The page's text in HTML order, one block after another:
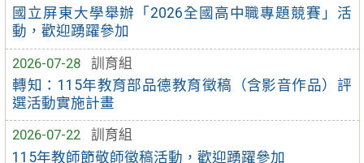
國立屏東大學舉辦「2026全國高中職專題競賽」活
動，歡迎踴躍參加
2026-07-28
訓育組
轉知：115年教育部品德教育徵稿（含影音作品）評
選活動實施計畫
2026-07-22
訓育組
115年教師節敬師徵稿活動，歡迎踴躍參加